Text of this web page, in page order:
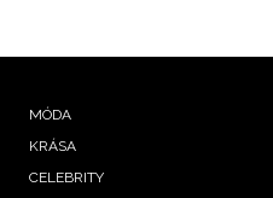
MÓDA
KRÁSA
CELEBRITY